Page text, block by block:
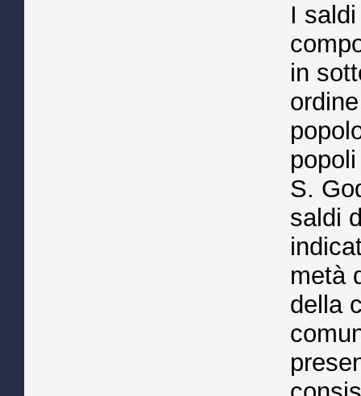
I
in
S.
saldi
metà
della